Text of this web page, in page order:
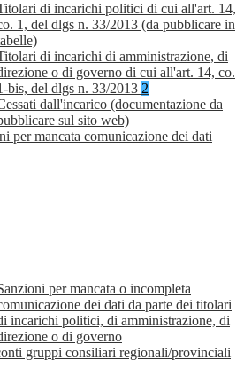
di incarichi politici di cui all'art. 14,
1, del dlgs n. 33/2013 (da pubblicare in
di incarichi di amministrazione, di
o di governo di cui all'art. 14, co.
bis, del dlgs n. 33/2013 2
dall'incarico (documentazione da
sul sito web)
per mancata comunicazione dei dati
per mancata o incompleta
dei dati da parte dei titolari
incarichi politici, di amministrazione, di
o di governo
gruppi consiliari regionali/provinciali